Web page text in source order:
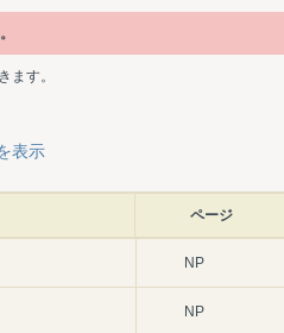
ます。
表示
ページ
NP
NP